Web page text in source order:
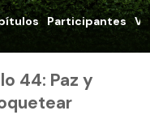
Participantes
44: Paz y